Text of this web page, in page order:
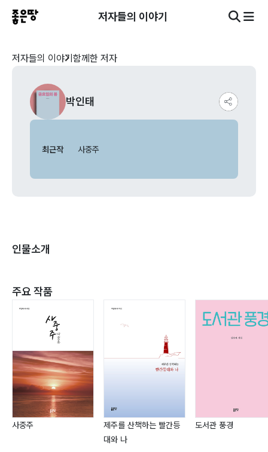
저자들의 이야기
저자들의 이야기 함께한 저자
박인태
최근작 사중주
인물소개
주요 작품
사중주
제주를 산책하는 빨간등
대와 나
도서관 풍경